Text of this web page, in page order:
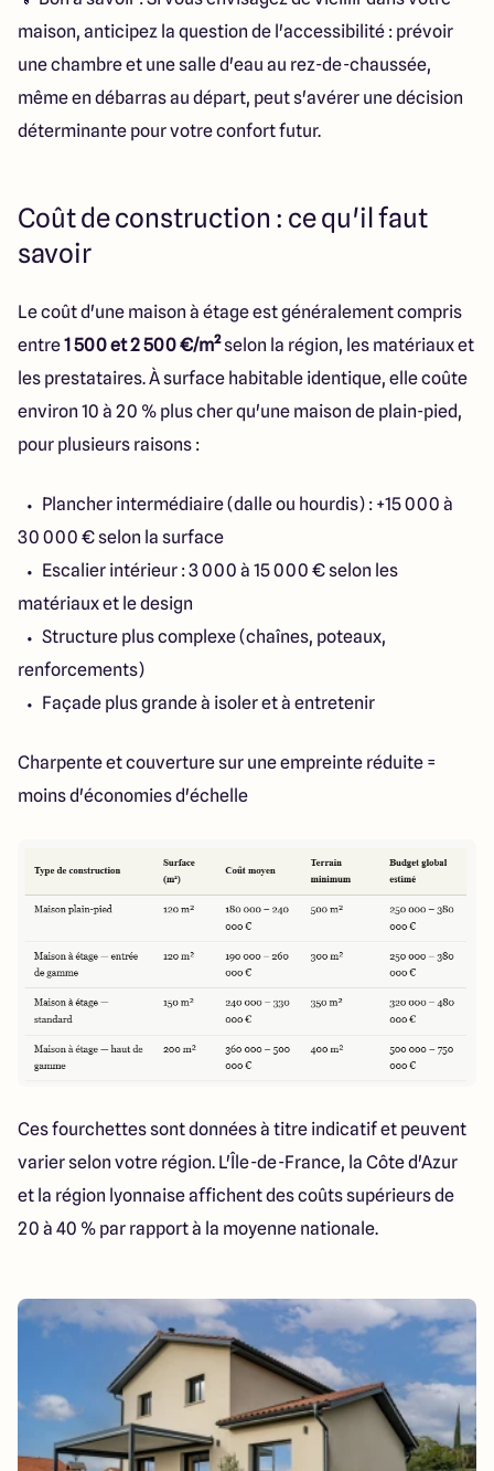
maison, anticipez la question de l'accessibilité : prévoir
une chambre et une salle d'eau au rez-de-chaussée,
même en débarras au départ, peut s'avérer une décision
déterminante pour votre confort futur.
Coût de construction : ce qu'il faut
savoir
Le coût d'une maison à étage est généralement compris
entre1 500 et 2 500 €/m²selon la région, les matériaux et
les prestataires. À surface habitable identique, elle coûte
environ 10 à 20 % plus cher qu'une maison de plain-pied,
pour plusieurs raisons :
Plancher intermédiaire (dalle ou hourdis) : +15 000 à
30 000 € selon la surface
Escalier intérieur : 3 000 à 15 000 € selon les
matériaux et le design
Structure plus complexe (chaînes, poteaux,
renforcements)
Façade plus grande à isoler et à entretenir
Charpente et couverture sur une empreinte réduite =
moins d'économies d'échelle
Ces fourchettes sont données à titre indicatif et peuvent
varier selon votre région. L'Île-de-France, la Côte d'Azur
et la région lyonnaise affichent des coûts supérieurs de
20 à 40 % par rapport à la moyenne nationale.